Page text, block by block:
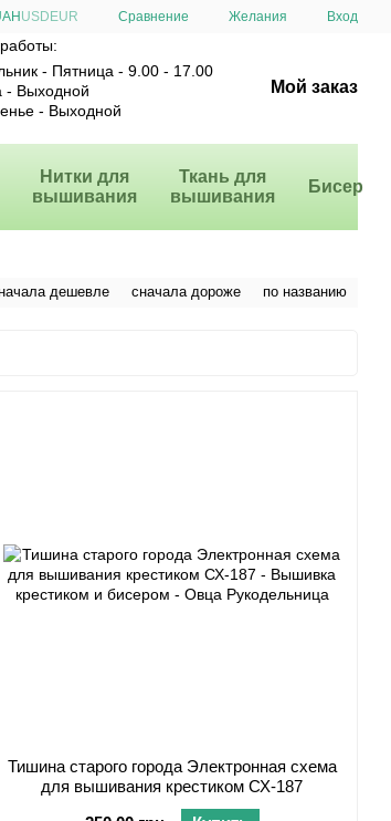
USD EUR Сравнение Желания Вход
- Пятница - 9.00 - 17.00
- Выходной
- Выходной
Мой заказ
Нитки для
вышивания
Ткань для
вышивания
Бисер
дешевле сначала дороже по названию
Тишина старого города Электронная схема
для вышивания крестиком СХ-187